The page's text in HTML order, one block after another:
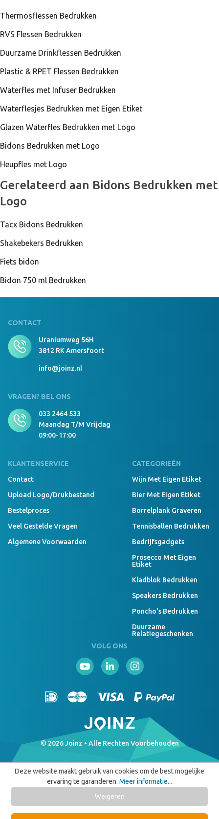
Thermosflessen Bedrukken
RVS Flessen Bedrukken
Duurzame Drinkflessen Bedrukken
Plastic & RPET Flessen Bedrukken
Waterfles met Infuser Bedrukken
Waterflesjes Bedrukken met Eigen Etiket
Glazen Waterfles Bedrukken met Logo
Bidons Bedrukken met Logo
Heupfles met Logo
Gerelateerd aan Bidons Bedrukken met
Logo
Tacx Bidons Bedrukken
Shakebekers Bedrukken
Fiets bidon
Bidon 750 ml Bedrukken
CONTACT
Uraniumweg 56H
3812 RK Amersfoort
info@joinz.nl
VRAGEN? BEL ONS
033 2464 533
Maandag T/m Vrijdag
09:00-17:00
KLANTENSERVICE
Contact
Upload Logo/drukbestand
Bestelproces
Veel Gestelde Vragen
Algemene Voorwaarden
CATEGORIEËN
Wijn Met Eigen Etiket
Bier Met Eigen Etiket
Borrelplank Graveren
Tennisballen Bedrukken
Bedrijfsgadgets
Prosecco Met Eigen
Etiket
Kladblok Bedrukken
Speakers Bedrukken
Poncho's Bedrukken
Duurzame
Relatiegeschenken
VOLG ONS
© 2026 Joinz • Alle Rechten Voorbehouden
Deze website maakt gebruik van cookies om de best mogelijke
ervaring te garanderen. Meer informatie...
Weigeren